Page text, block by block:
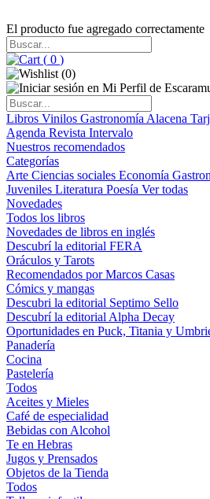
El producto fue agregado correctamente
( 0 )
(0)
Libros Vinilos Gastronomía Alacena
Agenda Revista Intervalo
Nuestros recomendados
Categorías
Arte Ciencias sociales Economía
Juveniles Literatura Poesía Ver todas
Novedades
Todos los libros
Novedades de libros en inglés
Descubrí la editorial FERA
Oráculos y Tarots
Recomendados por Marcos Casas
Cómics y mangas
Descubri la editorial Septimo Sello
Descubrí la editorial Alpha Decay
Oportunidades en Puck, Titania y
Panadería
Cocina
Pastelería
Todos
Aceites y Mieles
Café de especialidad
Bebidas con Alcohol
Te en Hebras
Jugos y Prensados
Objetos de la Tienda
Todos